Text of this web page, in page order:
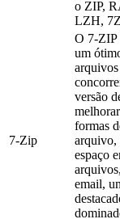
o ZIP,
LZH,
7-Zip
O 7-ZIP
um
versão
formas
arquivo,
espaço
email,